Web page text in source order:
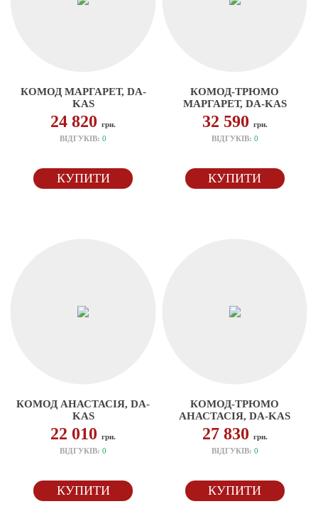
КОМОД МАРГАРЕТ, DA-
KAS
24 820грн.
ВІДГУКІВ:0
КУПИТИ
КОМОД-ТРЮМО
МАРГАРЕТ, DA-KAS
32 590 грн.
ВІДГУКІВ: 0
КУПИТИ
КОМОД АНАСТАСІЯ, DA-
KAS
22 010грн.
ВІДГУКІВ:0
КУПИТИ
КОМОД-ТРЮМО
АНАСТАСІЯ, DA-KAS
27 830 грн.
ВІДГУКІВ: 0
КУПИТИ